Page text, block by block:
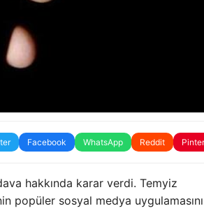
Facebook WhatsApp Reddit
hakkında karar verdi. Temyiz
popüler sosyal medya uygulamasını